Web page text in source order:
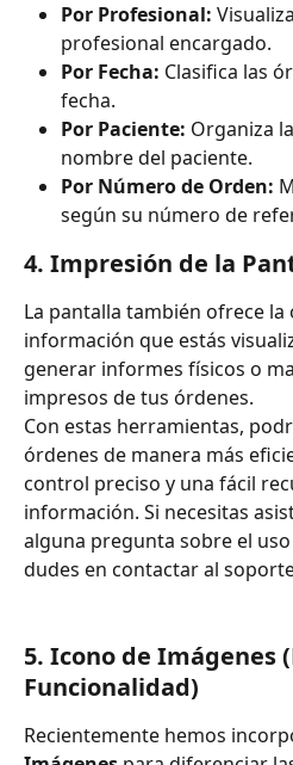
Por Profesional:
profesional encargado.
Por Fecha: Clasifica las
fecha.
Por Paciente: Organiza
nombre del paciente.
Por Número de Orden:
según su número de
4. Impresión de la
La pantalla también ofrece la
información que estás
generar informes físicos o
impresos de tus órdenes.
Con estas herramientas,
órdenes de manera más
control preciso y una fácil
información. Si necesitas
alguna pregunta sobre el
dudes en contactar al
5. Icono de Imágenes
Funcionalidad)
Recientemente hemos